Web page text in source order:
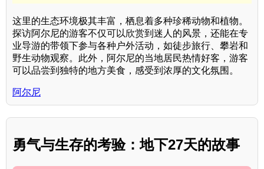
这里的生态环境极其丰富，栖息着多种珍稀动物和植物。
探访阿尔尼的游客不仅可以欣赏到迷人的风景，还能在专
业导游的带领下参与各种户外活动，如徒步旅行、攀岩和
野生动物观察。此外，阿尔尼的当地居民热情好客，游客
可以品尝到独特的地方美食，感受到浓厚的文化氛围。
阿尔尼
勇气与生存的考验：地下27天的故事